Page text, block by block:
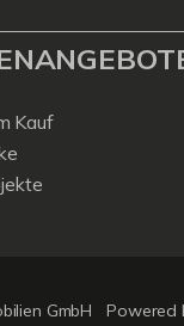
Kauf
GmbH Powered